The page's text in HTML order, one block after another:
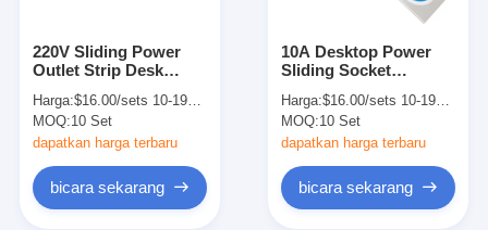
220V Sliding Power
Outlet Strip Desk
Disesuaikan
Harga:$16.00/sets 10-199 sets
MOQ:10 Set
dapatkan harga terbaru
bicara sekarang
10A Desktop Power
Sliding Socket
Harga:$16.00/sets 10-199 sets
MOQ:10 Set
dapatkan harga terbaru
bicara sekarang